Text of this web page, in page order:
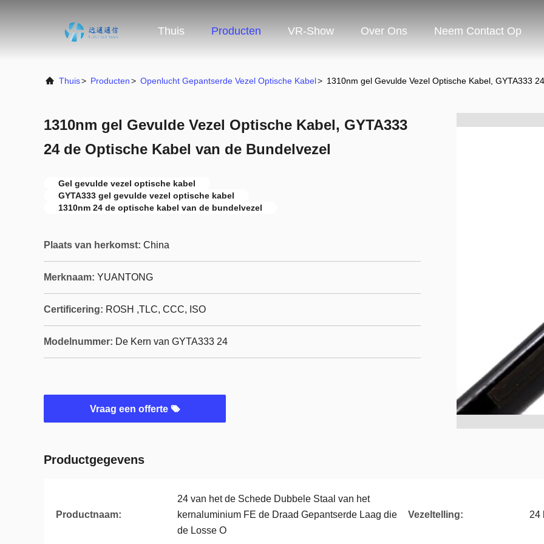
Thuis Producten VR-Show Over Ons Neem Contact Op
Thuis> Producten> Openlucht Gepantserde Vezel Optische Kabel> 1310nm gel Gevulde Vezel Optische Kabel, GYTA333
1310nm gel Gevulde Vezel Optische Kabel, GYTA333
24 de Optische Kabel van de Bundelvezel
Gel gevulde vezel optische kabel
GYTA333 gel gevulde vezel optische kabel
1310nm 24 de optische kabel van de bundelvezel
Plaats van herkomst: China
Merknaam: YUANTONG
Certificering: ROSH ,TLC, CCC, ISO
Modelnummer: De Kern van GYTA333 24
Vraag een offerte
Productgegevens
Productnaam:
24 van het de Schede Dubbele Staal van het
kernaluminium FE de Draad Gepantserde Laag die
de Losse O
Vezeltelling: 24